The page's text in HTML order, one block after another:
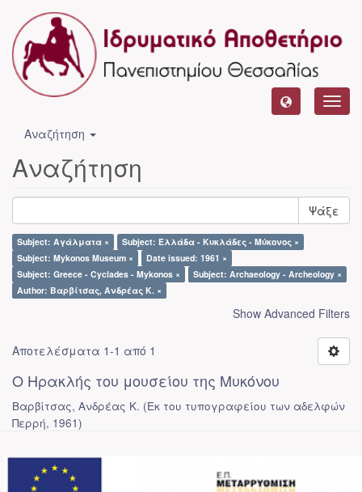
Αναζήτηση
Αναζήτηση
Ψάξε
Subject: Αγάλματα ×
Subject: Ελλάδα - Κυκλάδες - Μύκονος ×
Subject: Mykonos Museum ×
Date issued: 1961 ×
Subject: Greece - Cyclades - Mykonos ×
Subject: Archaeology - Archeology ×
Author: Βαρβίτσας, Ανδρέας Κ. ×
Show Advanced Filters
Αποτελέσματα 1-1 από 1
Ο Ηρακλής του μουσείου της Μυκόνου
Βαρβίτσας, Ανδρέας Κ. (Εκ του τυπογραφείου των αδελφών
Περρή, 1961)